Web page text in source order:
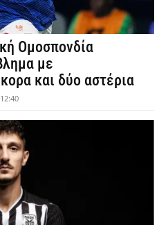
Ομοσπονδία
με
και δύο αστέρια